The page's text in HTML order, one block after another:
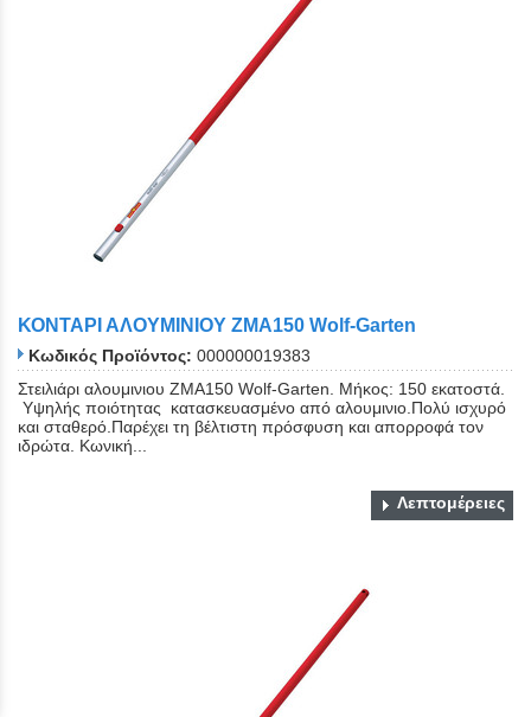
ΚΟΝΤΑΡΙ ΑΛΟΥΜΙΝΙΟΥ ZMA150 Wolf-Garten
Κωδικός Προϊόντος: 000000019383
Στειλιάρι αλουμινιου ZMA150 Wolf-Garten. Μήκος: 150 εκατοστά.
Υψηλής ποιότητας κατασκευασμένο από αλουμινιο.Πολύ ισχυρό
και σταθερό.Παρέχει τη βέλτιστη πρόσφυση και απορροφά τον
ιδρώτα. Κωνική...
Λεπτομέρειες